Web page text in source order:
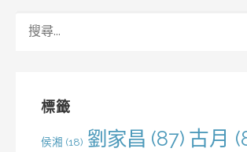
標籤
侯湘 (18) 劉家昌 (87) 古月